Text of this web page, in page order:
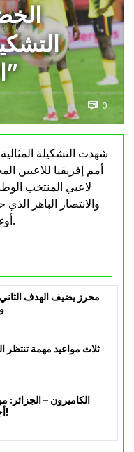
الأولى من “الشان”
0
شهدت التشكيلة
أمم إفريقيا للاعبين
لاعبي المنتخب
والانتصار الباهر
أوغندا بثلاثية نظيفة في افتتاح المشوار.
محرز يضيف الهدف
ثلاث مواعيد مهمة تنتظر
الكاميرون –
أجواء متوترة بدوالا!